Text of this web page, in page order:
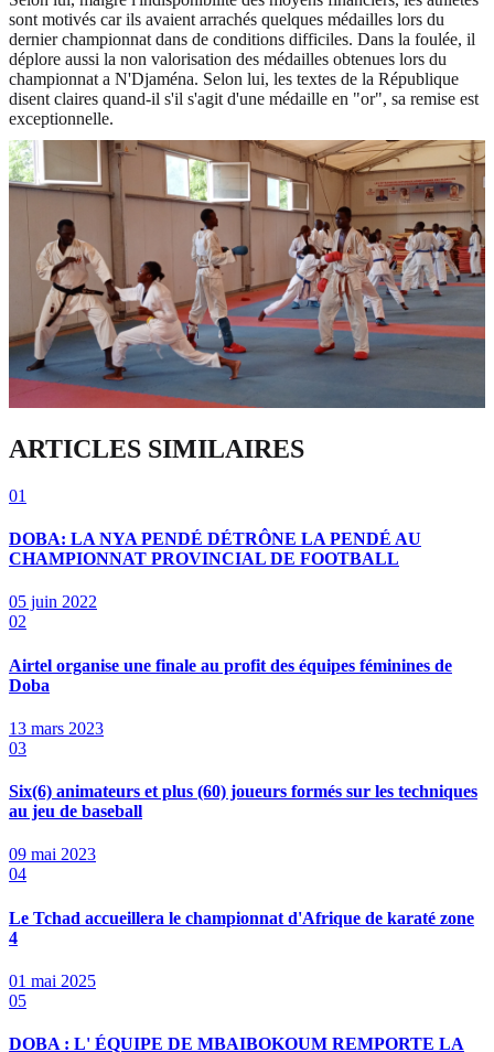
sont motivés car ils avaient arrachés quelques médailles lors du
dernier championnat dans de conditions difficiles. Dans la foulée, il
déplore aussi la non valorisation des médailles obtenues lors du
championnat a N'Djaména. Selon lui, les textes de la République
disent claires quand-il s'il s'agit d'une médaille en "or", sa remise est
exceptionnelle.
ARTICLES SIMILAIRES
01
DOBA: LA NYA PENDÉ DÉTRÔNE LA PENDÉ AU
CHAMPIONNAT PROVINCIAL DE FOOTBALL
05 juin 2022
02
Airtel organise une finale au profit des équipes féminines de
Doba
13 mars 2023
03
Six(6) animateurs et plus (60) joueurs formés sur les techniques
au jeu de baseball
09 mai 2023
04
Le Tchad accueillera le championnat d'Afrique de karaté zone
4
01 mai 2025
05
DOBA : L' ÉQUIPE DE MBAIBOKOUM REMPORTE LA